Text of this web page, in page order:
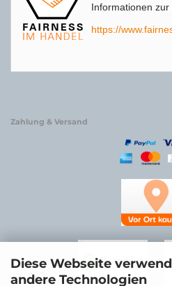
Diese Webseite
andere Technologien
Informationen zur
https://
Zahlung & Versand